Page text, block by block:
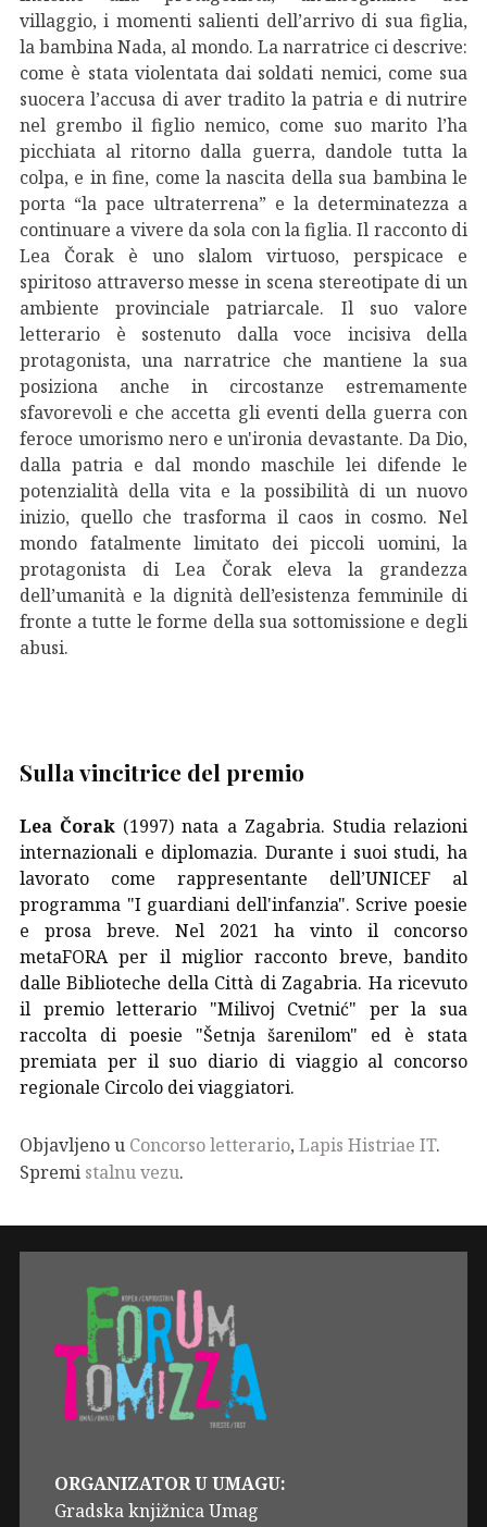
villaggio, i momenti salienti dell’arrivo di sua figlia,
la bambina Nada, al mondo. La narratrice ci descrive:
come è stata violentata dai soldati nemici, come sua
suocera l’accusa di aver tradito la patria e di nutrire
nel grembo il figlio nemico, come suo marito l’ha
picchiata al ritorno dalla guerra, dandole tutta la
colpa, e in fine, come la nascita della sua bambina le
porta “la pace ultraterrena” e la determinatezza a
continuare a vivere da sola con la figlia. Il racconto di
Lea Čorak è uno slalom virtuoso, perspicace e
spiritoso attraverso messe in scena stereotipate di un
ambiente provinciale patriarcale. Il suo valore
letterario è sostenuto dalla voce incisiva della
protagonista, una narratrice che mantiene la sua
posiziona anche in circostanze estremamente
sfavorevoli e che accetta gli eventi della guerra con
feroce umorismo nero e un'ironia devastante. Da Dio,
dalla patria e dal mondo maschile lei difende le
potenzialità della vita e la possibilità di un nuovo
inizio, quello che trasforma il caos in cosmo. Nel
mondo fatalmente limitato dei piccoli uomini, la
protagonista di Lea Čorak eleva la grandezza
dell’umanità e la dignità dell’esistenza femminile di
fronte a tutte le forme della sua sottomissione e degli
abusi.
Sulla vincitrice del premio
Lea Čorak (1997) nata a Zagabria. Studia relazioni
internazionali e diplomazia. Durante i suoi studi, ha
lavorato come rappresentante dell’UNICEF al
programma "I guardiani dell'infanzia". Scrive poesie
e prosa breve. Nel 2021 ha vinto il concorso
metaFORA per il miglior racconto breve, bandito
dalle Biblioteche della Città di Zagabria. Ha ricevuto
il premio letterario "Milivoj Cvetnić" per la sua
raccolta di poesie "Šetnja šarenilom" ed è stata
premiata per il suo diario di viaggio al concorso
regionale Circolo dei viaggiatori.
Objavljeno u Concorso letterario, Lapis Histriae IT.
Spremi stalnu vezu.
ORGANIZATOR U UMAGU:
Gradska knjižnica Umag